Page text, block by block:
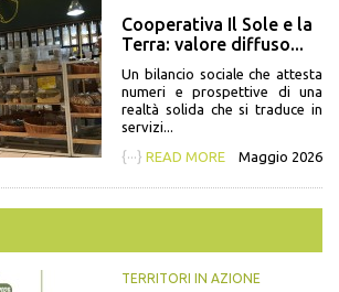
Cooperativa Il Sole e la
Terra: valore diffuso...
Un bilancio sociale che attesta
numeri e prospettive di una
realtà solida che si traduce in
servizi...
{···} READ MORE Maggio 2026
TERRITORI IN AZIONE